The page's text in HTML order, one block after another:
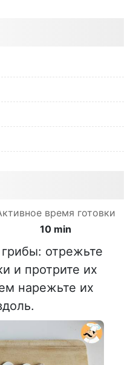
время готовки
10 min
отрежьте
и протрите их
нарежьте их